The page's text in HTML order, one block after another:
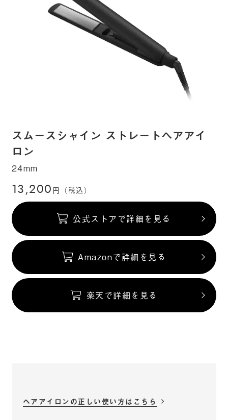
スムースシャイン ストレートヘアアイ
ロン
24mm
13,200 円（税込）
公式ストアで詳細を見る
Amazonで詳細を見る
楽天で詳細を見る
ヘアアイロンの正しい使い方はこちら